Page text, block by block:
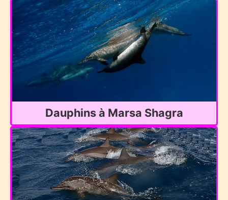
Dauphins à Marsa Shagra